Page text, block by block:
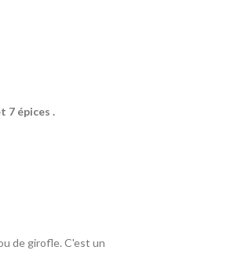
7 épices .
de girofle. C'est un